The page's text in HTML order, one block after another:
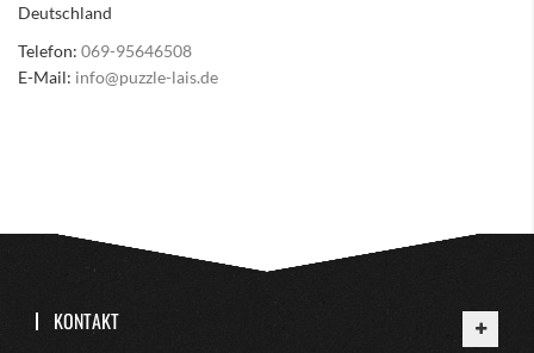
Deutschland
Telefon: 069-95646508
E-Mail: info@puzzle-lais.de
KONTAKT